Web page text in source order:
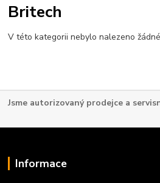
Britech
V této kategorii nebylo nalezeno
Jsme autorizovaný prodejce a
Informace